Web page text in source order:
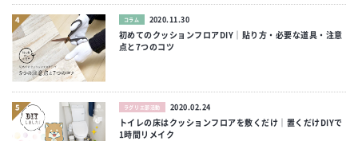
コラム 2020.11.30
初めてのクッションフロアDIY｜貼り方・必要な道具・注意
点と7つのコツ
ラグリエ部活動 2020.02.24
トイレの床はクッションフロアを敷くだけ｜置くだけDIYで
1時間リメイク